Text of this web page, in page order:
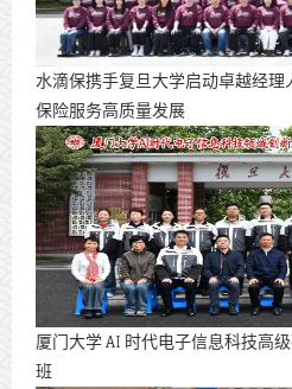
水滴保携手复旦大学启动卓越经
保险服务高质量发展
厦门大学 AI 时代电子信息科技高
班